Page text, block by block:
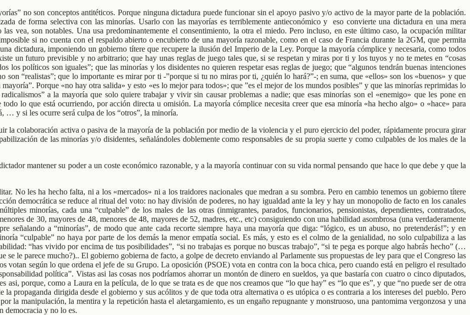
no son conceptos antitéticos. Porque ninguna dictadura puede funcionar sin el apoyo pasivo y/o activo de la mayor parte de la población.
de forma selectiva con las minorías. Usarlo con las mayorías es terriblemente antieconómico y eso convierte una dictadura en una mera
vea, son notables. Una usa predominantemente el consentimiento, la otra el miedo. Pero incluso, en este último caso, la ocupación militar
si no cuenta con el respaldo abierto o encubierto de una mayoría razonable, como en el caso de Francia durante la 2GM, que permita
dictadura, imponiendo un gobierno títere que recupere la ilusión del Imperio de la Ley. Porque la mayoría cómplice y necesaria, como todos
un futuro previsible y no arbitrario; que hay unas reglas de juego tales que, si se respetan y miras por ti y los tuyos y no te metes en “cosas
los políticos son iguales”; que las minorías y los disidentes no quieren respetar esas reglas de juego; que “algunos tendrán buenas intenciones
son “realistas”; que lo importante es mirar por ti -”porque si tu no miras por ti, ¿quién lo hará?”-; en suma, que «ellos» son los «buenos» y que
Porque «no hay otra salida» y esto «es lo mejor para todos»; que ”es el mejor de los mundos posibles” y que las minorías reprimidas lo
a la mayoría que solo quiere trabajar y vivir sin causar problemas a nadie; que esas minorías son el «enemigo» que les pone en
lo que está ocurriendo, por acción directa u omisión. La mayoría cómplice necesita creer que esa minoría «ha hecho algo» o «hace» para
… y si les ocurre será culpa de los “otros”, la minoría.
la colaboración activa o pasiva de la mayoría de la población por medio de la violencia y el puro ejercicio del poder, rápidamente procura girar
de las minorías y/o disidentes, señalándoles doblemente como responsables de su propia suerte y como culpables de los males de la
mantener su poder a un coste económico razonable, y a la mayoría continuar con su vida normal pensando que hace lo que debe y que la
No les ha hecho falta, ni a los «mercados» ni a los traidores nacionales que medran a su sombra. Pero en cambio tenemos un gobierno títere
democrática se reduce al ritual del voto: no hay división de poderes, no hay igualdad ante la ley y hay un monopolio de facto en los canales
minorías, cada una “culpable” de los males de las otras (inmigrantes, parados, funcionarios, pensionistas, dependientes, contratados,
de 30, mayores de 48, menores de 48, mayores de 52, madres, etc., etc) consiguiendo con una habilidad asombrosa (una verdaderamente
señalando a “minorías”, de modo que ante cada recorte siempre haya una mayoría que diga: “lógico, es un abuso, no pretenderás!”; y en
“culpable” no haya por parte de los demás la menor empatía social. Es más, y esto es el colmo de la genialidad, no solo culpabiliza a las
“has vivido por encima de tus posibilidades”, “si no trabajas es porque no buscas trabajo”, “si te pega es porque algo habrás hecho” (…
le parece mucho?).. El gobierno gobierna de facto, a golpe de decreto enviando al Parlamente sus propuestas de ley para que el Congreso las
votan según lo que ordena el jefe de su Grupo. La oposición (PSOE) vota en contra con la boca chica, pero cuando está en peligro el resultado
política”. Vistas asi las cosas nos podríamos ahorrar un montón de dinero en sueldos, ya que bastaría con cuatro o cinco diputados,
porque, como a Laura en la película, de lo que se trata es de que nos creamos que “lo que hay” es “lo que es”, y que “no puede ser de otra
la propaganda dirigida desde el gobierno y sus acólitos y de que toda otra alternativa o es utópica o es contraria a los intereses del pueblo. Pero
la manipulación, la mentira y la repetición hasta el aletargamiento, es un engaño repugnante y monstruoso, una pantomima vergonzosa y una
democracia y no lo es.